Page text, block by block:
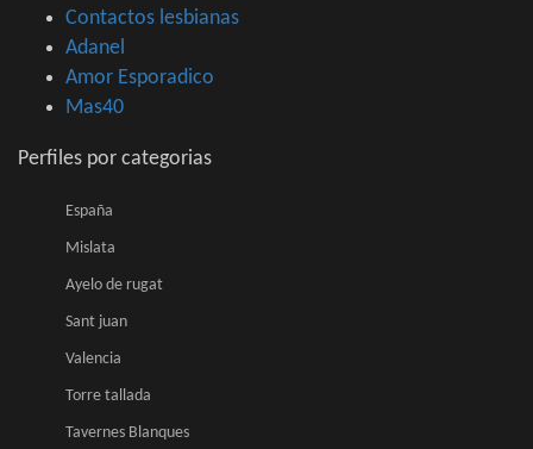
Contactos lesbianas
Adanel
Amor Esporadico
Mas40
Perfiles por categorias
España
Mislata
Ayelo de rugat
Sant juan
Valencia
Torre tallada
Tavernes Blanques